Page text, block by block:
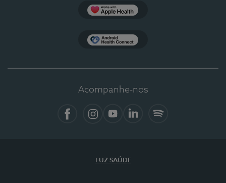
Acompanhe-nos
LUZ SAÚDE